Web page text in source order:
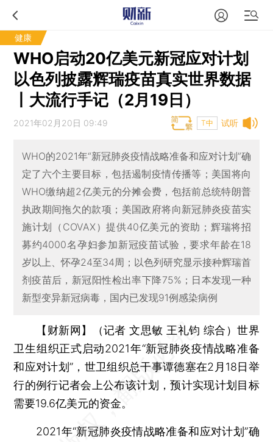
健康
WHO启动20亿美元新冠应对计划
以色列披露辉瑞疫苗真实世界数据
丨大流行手记（2月19日）
试听
2021年02月20日 09:49 T中
WHO的2021年“新冠肺炎疫情战略准备和应对计划”确
定了六个主要目标，包括遏制疫情传播等；美国将向
WHO缴纳超2亿美元的分摊会费，包括前总统特朗普
执政期间拖欠的款项；美国政府将向新冠肺炎疫苗实
施计划（COVAX）提供40亿美元的资助；辉瑞将招
募约4000名孕妇参加新冠疫苗试验，要求年龄在18
岁以上、怀孕24至34周；以色列研究显示接种辉瑞首
剂疫苗后，新冠阳性检出率下降75%；日本发现一种
新型变异新冠病毒，国内已发现91例感染病例
【财新网】（记者 文思敏 王礼钧 综合）世界
卫生组织正式启动2021年“新冠肺炎疫情战略准备
和应对计划”，世卫组织总干事谭德塞在2月18日举
行的例行记者会上公布该计划，预计实现计划目标
需要19.6亿美元的资金。
2021年“新冠肺炎疫情战略准备和应对计划”确